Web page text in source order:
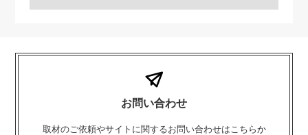
お問い合わせ
取材のご依頼やサイトに関するお問い合わせはこちらか